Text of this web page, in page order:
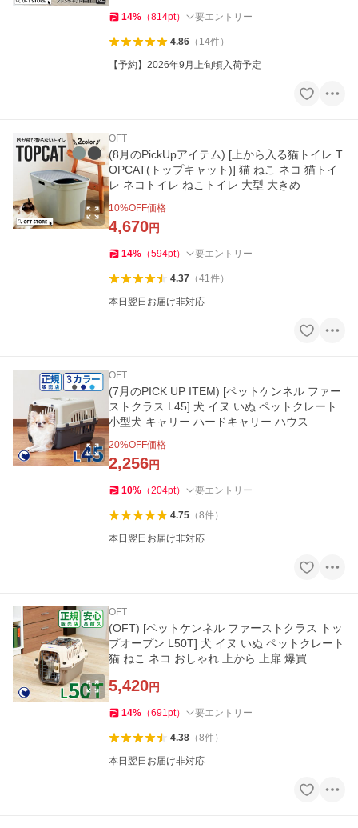
14% （814pt） 要エントリー
4.86（ 14件）
【予約】2026年9月上旬頃入荷予定
OFT
(8月のPickUpアイテム) [上から入る猫トイレ T
OPCAT(トップキャット)] 猫 ねこ ネコ 猫トイ
レ ネコトイレ ねこトイレ 大型 大きめ
10%OFF価格
4,670円
14% （594pt） 要エントリー
4.37（41件）
本日翌日お届け非対応
OFT
(7月のPICK UP ITEM) [ペットケンネル ファー
ストクラス L45] 犬 イヌ いぬ ペットクレート
小型犬 キャリー ハードキャリー ハウス
20%OFF価格
2,256円
10% （204pt） 要エントリー
4.75（8件）
本日翌日お届け非対応
OFT
(OFT) [ペットケンネル ファーストクラス トッ
プオープン L50T] 犬 イヌ いぬ ペットクレート
猫 ねこ ネコ おしゃれ 上から 上扉 爆買
5,420円
14% （691pt） 要エントリー
4.38（8件）
本日翌日お届け非対応